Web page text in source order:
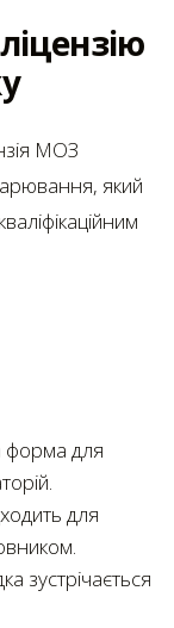
МОЗ
який
форма для
для
зустрічається